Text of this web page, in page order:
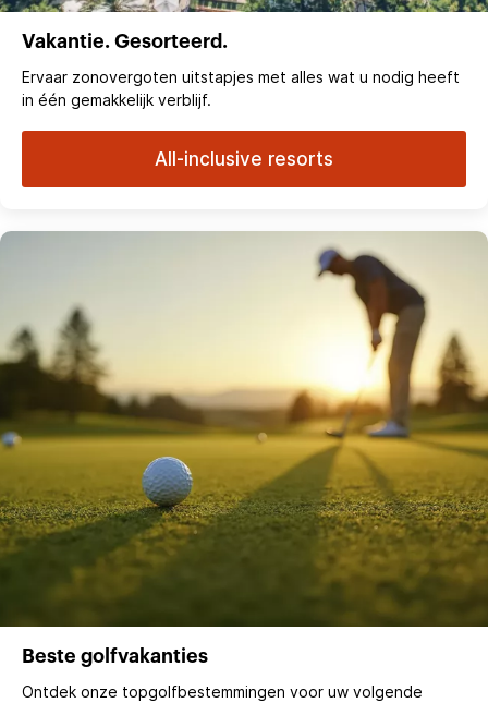
Vakantie. Gesorteerd.
Ervaar zonovergoten uitstapjes met alles wat u nodig heeft
in één gemakkelijk verblijf.
All-inclusive resorts
Beste golfvakanties
Ontdek onze topgolfbestemmingen voor uw volgende